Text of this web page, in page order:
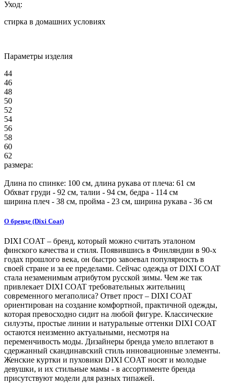
Уход:
стирка в домашних условиях
Параметры изделия
44
46
48
50
52
54
56
58
60
62
размера:
Длина по спинке: 100 см, длина рукава от плеча: 61 см
Обхват груди - 92 см, талии - 94 см, бедра - 114 см
ширина плеч - 38 см, пройма - 23 см, ширина рукава - 36 см
О бренде (Dixi Coat)
DIXI COAT – бренд, который можно считать эталоном
финского качества и стиля. Появившись в Финляндии в 90-х
годах прошлого века, он быстро завоевал популярность в
своей стране и за ее пределами. Сейчас одежда от DIXI COAT
стала незаменимым атрибутом русской зимы. Чем же так
привлекает DIXI COAT требовательных жительниц
современного мегаполиса? Ответ прост – DIXI COAT
ориентирован на создание комфортной, практичной одежды,
которая превосходно сидит на любой фигуре. Классические
силуэты, простые линии и натуральные оттенки DIXI COAT
остаются неизменно актуальными, несмотря на
переменчивость моды. Дизайнеры бренда умело вплетают в
сдержанный скандинавский стиль инновационные элементы.
Женские куртки и пуховики DIXI COAT носят и молодые
девушки, и их стильные мамы - в ассортименте бренда
присутствуют модели для разных типажей.